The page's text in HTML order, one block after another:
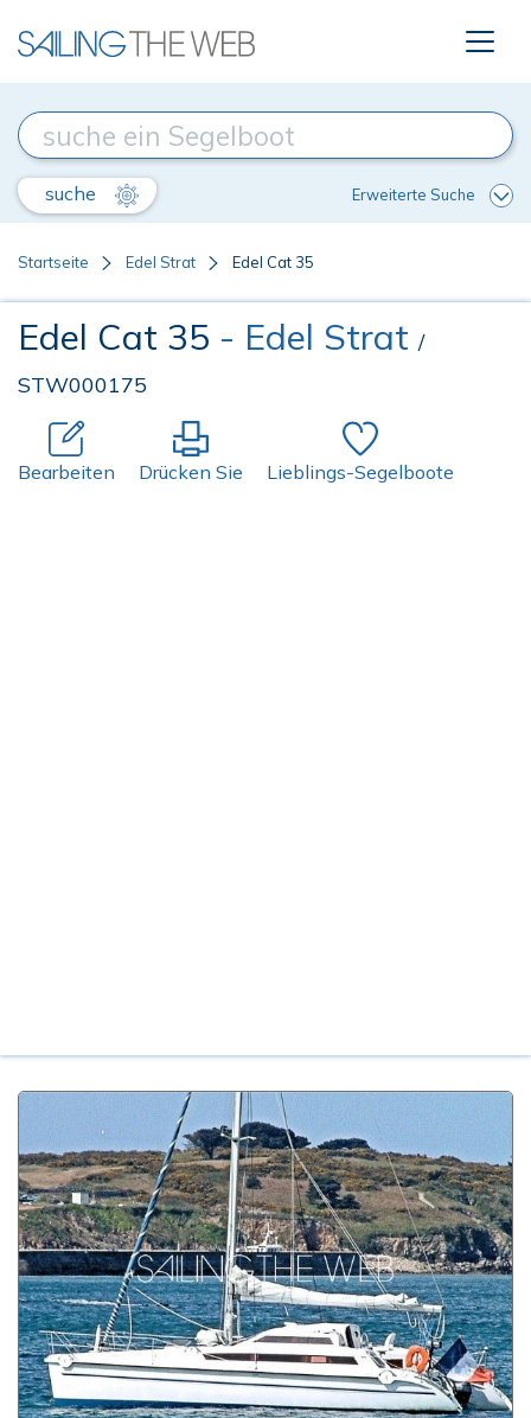
suche Erweiterte Suche
Startseite Edel Strat Edel Cat 35
Edel Cat 35 - Edel Strat /
STW000175
Bearbeiten Drücken Sie Lieblings-Segelboote